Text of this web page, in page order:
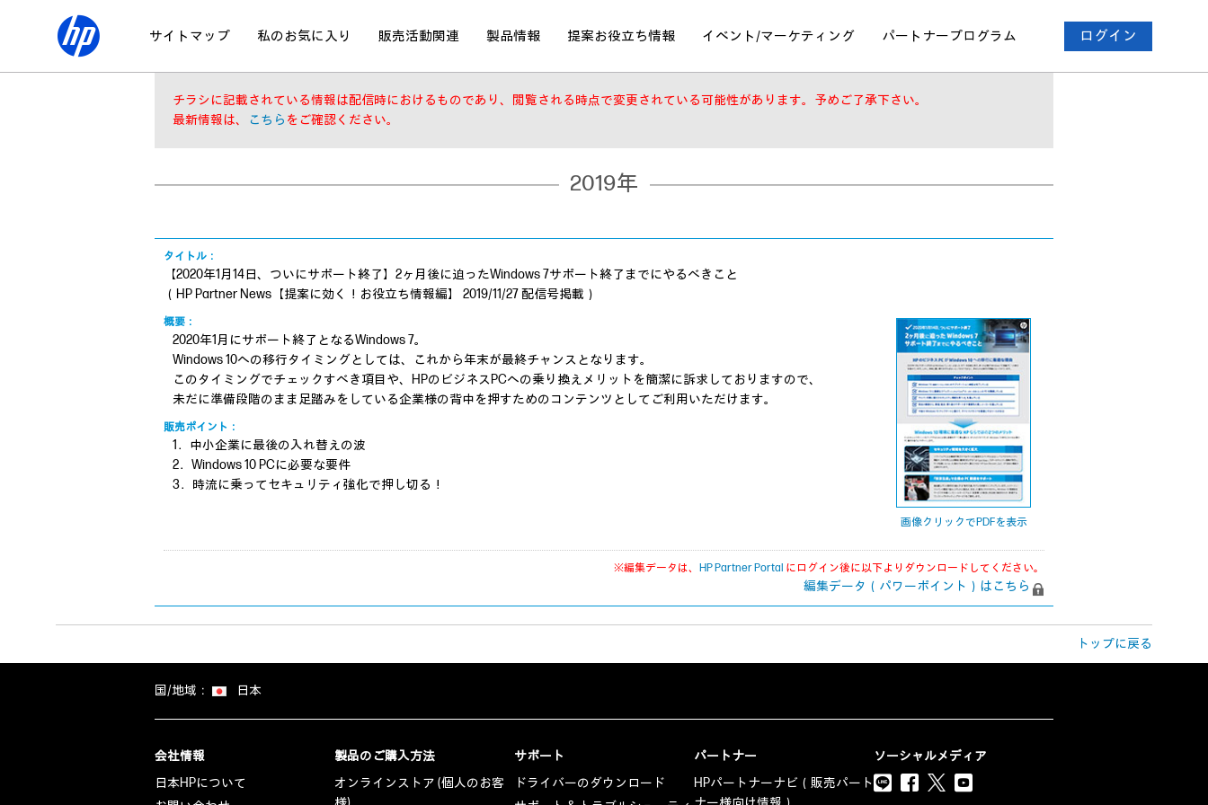
サイトマップ 私のお気に入り 販売活動関連 製品情報 提案お役立ち情報 イベント/マーケティング パートナープログラム ログイン
チラシに記載されている情報は配信時におけるものであり、閲覧される時点で変更されている可能性があります。予めご了承下さい。
最新情報は、
こちら をご確認ください。
2019年
タイトル：
【2020年1月14日、ついにサポート終了】2ヶ月後に迫ったWindows 7サポート終了までにやるべきこと
（HP Partner News【提案に効く！お役立ち情報編】 2019/11/27 配信号掲載）
概要：
2020年1月にサポート終了となるWindows 7。
Windows 10への移行タイミングとしては、これから年末が最終チャンスとなります。
このタイミングでチェックすべき項目や、HPのビジネスPCへの乗り換えメリットを簡潔に訴求しておりますので、
未だに準備段階のまま足踏みをしている企業様の背中を押すためのコンテンツとしてご利用いただけます。
販売ポイント：
1．中小企業に最後の入れ替えの波
2．Windows 10 PCに必要な要件
3．時流に乗ってセキュリティ強化で押し切る！
画像クリックでPDFを表示
※編集データは、 HP Partner Portal にログイン後に以下よりダウンロードしてください。
編集データ（パワーポイント）はこちら
トップに戻る
国/地域： 日本
会社情報
日本HPについて
製品のご購入方法
オンラインストア (個人のお客
サポート
ドライバーのダウンロード
パートナー
HPパートナーナビ（販売パート
ソーシャルメディア